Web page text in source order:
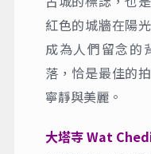
內城則為磚牆，
及五座城門，護
劃出。古城內車
的小巷，就來到
家庭旅館、綠葉
笑。